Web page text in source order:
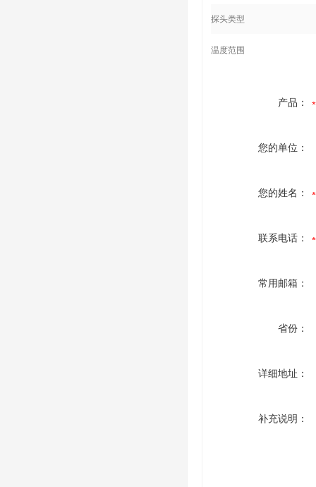
探头类型
温度范围
产品：
您的单位：
您的姓名：
联系电话：
常用邮箱：
省份：
详细地址：
补充说明：